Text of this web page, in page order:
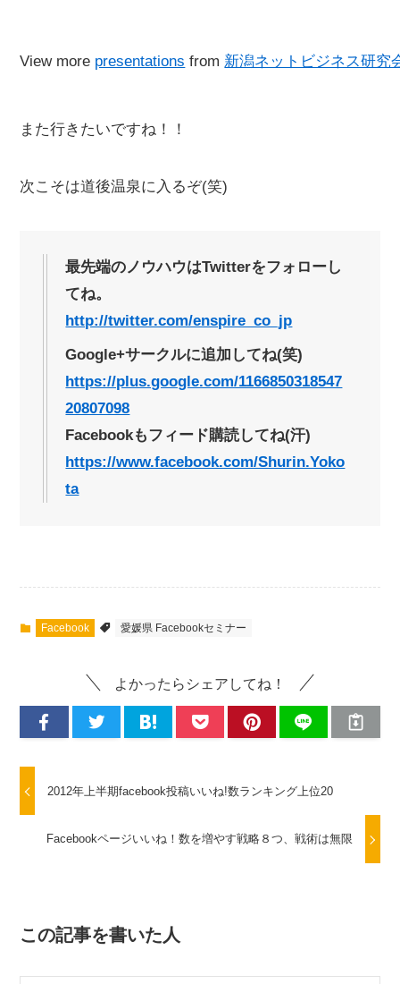
View more presentations from 新潟ネットビジネス研究
また行きたいですね！！
次こそは道後温泉に入るぞ(笑)
最先端のノウハウはTwitterをフォローし
てね。
http://twitter.com/enspire_co_jp
Google+サークルに追加してね(笑)
https://plus.google.com/1166850318547
20807098
Facebookもフィード購読してね(汗)
https://www.facebook.com/Shurin.Yoko
ta
Facebook 愛媛県 Facebookセミナー
よかったらシェアしてね！
2012年上半期facebook投稿いいね!数ランキング上位20
Facebookページいいね！数を増やす戦略８つ、戦術は無限
この記事を書いた人